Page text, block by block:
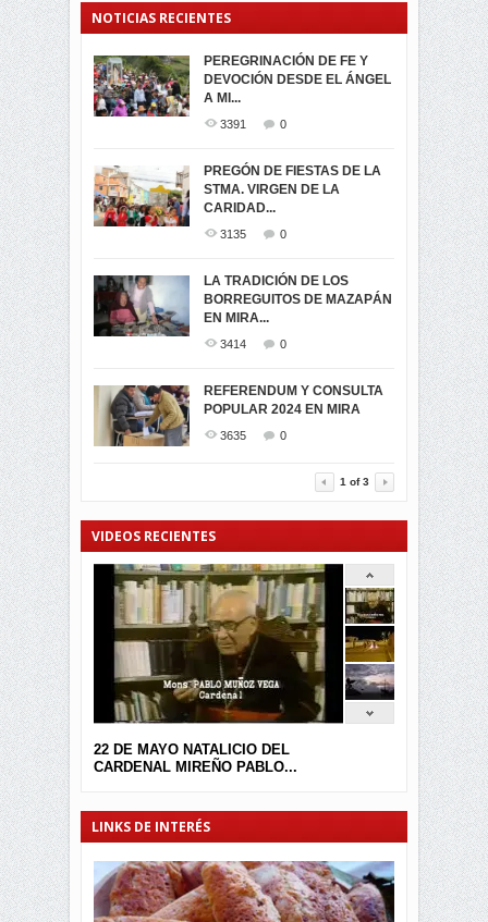
NOTICIAS RECIENTES
PEREGRINACIÓN DE FE Y
DEVOCIÓN DESDE EL ÁNGEL
A MI...
3391 0
PREGÓN DE FIESTAS DE LA
STMA. VIRGEN DE LA
CARIDAD...
3135 0
LA TRADICIÓN DE LOS
BORREGUITOS DE MAZAPÁN
EN MIRA...
3414 0
REFERENDUM Y CONSULTA
POPULAR 2024 EN MIRA
3635 0
PROCESIÓN DE LA VIRGEN
DE LA CARIDAD 2024
3062
-ENCENDIDO DEL ARBOL DE
...
MIRA
3440
TRIUNFO DE...
SEGUNDA VUELTA
ELECCIONES
PRESIDENCIALES 2023 EN
M...
ELECCION CRUCIAL:
SEGUNDA VUELTA
PRESIDENCIAL EL 1...
VIRTUALES ASAMBLEISTAS
POR LA PROVINCIA DEL
CARCHI...
MIRA.EC FUE
GALARDONADA
1 of3
VIDEOS RECIENTES
22 DE MAYO NATALICIO DEL
CARDENAL MIREÑO PABLO...
LINKS DE INTERÉS